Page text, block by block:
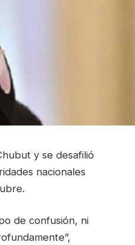
y se desafilió
nacionales
de confusión, ni